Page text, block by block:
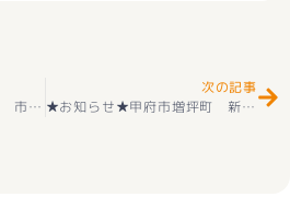
★お知らせ★新築一戸建て 市川三郷町市川大門 第１ 全3号棟 2階建 4ＬＤＫ 耐震等級3取得 ＋住宅性能評価付 子育てエコホーム支援事業対象対象物件 （８０万円） 市川小学校学区＋市川中学校学区 好評販売中(^^♪
次の記事
★お知らせ★甲府市増坪町 新築戸建 耐震２×４工法 山城小学区＋城南中学区 1号・17号 最新住宅設備搭載(‘ω’)ノ 好評販売中です(^^♪